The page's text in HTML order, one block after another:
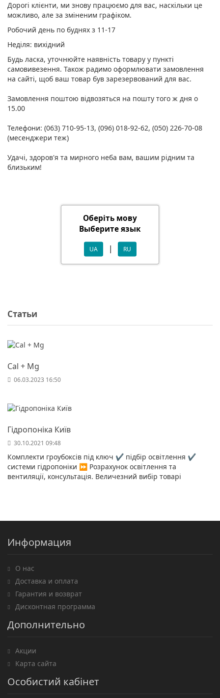
Оберіть мову
Выберите язык
UA | RU
Дорогі клієнти, ми знову працюємо для вас, наскільки це
можливо, але за зміненим графіком.
Робочий день по буднях з 11-17
Неділя: вихідний
Будь ласка, уточнюйте наявність товару у пункті
самовивезення. Також радимо оформлювати замовлення
на сайті, щоб ваш товар був зарезервований для вас.
Замовлення поштою відвозяться на пошту того ж дня о
15.00
Телефони: (063) 710-95-13, (096) 018-92-62, (050) 226-70-08
(месенджери теж)
Удачі, здоров'я та мирного неба вам, вашим рідним та
близьким!
Статьи
Cal + Mg
06.03.2023 16:50
Гідропоніка Київ
30.10.2021 09:48
Комплекти гроубоксів під ключ ✔️ підбір освітлення ✔️
системи гідропоніки ⏩ Розрахунок освітлення та
вентиляції, консультація. Величезний вибір товарі
Информация
О нас
Доставка и оплата
Гарантия и возврат
Дисконтная программа
Дополнительно
Акции
Карта сайта
Особистий кабінет